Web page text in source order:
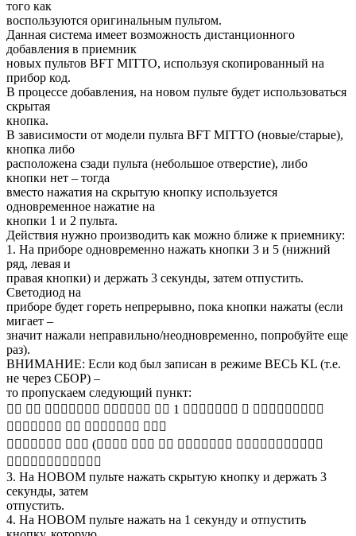
того как
воспользуются оригинальным пультом.
Данная система имеет возможность дистанционного
добавления в приемник
новых пультов BFT MITTO, используя скопированный на
прибор код.
В процессе добавления, на новом пульте будет использоваться
скрытая
кнопка.
В зависимости от модели пульта BFT MITTO (новые/старые),
кнопка либо
расположена сзади пульта (небольшое отверстие), либо
кнопки нет – тогда
вместо нажатия на скрытую кнопку используется
одновременное нажатие на
кнопки 1 и 2 пульта.
Действия нужно производить как можно ближе к приемнику:
1. На приборе одновременно нажать кнопки 3 и 5 (нижний
ряд, левая и
правая кнопки) и держать 3 секунды, затем отпустить.
Светодиод на
приборе будет гореть непрерывно, пока кнопки нажаты (если
мигает –
значит нажали неправильно/неодновременно, попробуйте еще
раз).
ВНИМАНИЕ: Если код был записан в режиме ВЕСЬ KL (т.е.
не через СБОР) –
то пропускаем следующий пункт:
􀀕􀀑 􀉇􀉚 􀉩􀉪􀉢􀉛􀉨􀉪􀉟 􀉧􀉚􀉠􀉚􀉬􀉶 􀉧􀉚 1 􀉫􀉟􀉤􀉭􀉧􀉞􀉭 􀉢 􀉨􀉬􀉩􀉭􀉫􀉬􀉢􀉬􀉶
􀉤􀉧􀉨􀉩􀉤􀉭􀀏 􀉧􀉚 􀉤􀉨􀉬􀉨􀉪􀉭􀉸 􀉛􀉵􀉥
􀉡􀉚􀉩􀉢􀉫􀉚􀉧 􀉤􀉨􀉞 (􀉬􀀑􀉟􀀑 􀉬􀉭􀀏 􀉨􀉬 􀉤􀉨􀉬􀉨􀉪􀉨􀉣 􀉫􀉪􀉚􀉛􀉚􀉬􀉵􀉜􀉚􀉟􀉬
􀉚􀉜􀉬􀉨􀉦􀉚􀉬􀉢􀉤􀉚􀀌􀀑
3. На НОВОМ пульте нажать скрытую кнопку и держать 3
секунды, затем
отпустить.
4. На НОВОМ пульте нажать на 1 секунду и отпустить